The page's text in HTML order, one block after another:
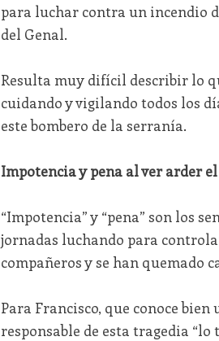
para luchar contra un incendio
del Genal.
Resulta muy difícil describir lo
cuidando y vigilando todos los
este bombero de la serranía.
Impotencia y pena al ver arder
“Impotencia” y “pena” son los
jornadas luchando para
compañeros y se han quemado
Para Francisco, que conoce
responsable de esta tragedia